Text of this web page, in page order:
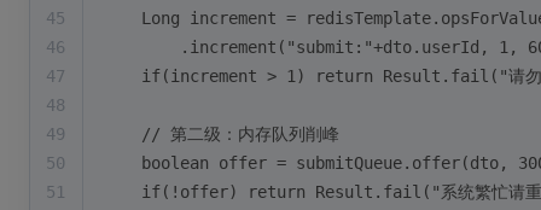
45
Long increment =
46
.increment("submit:"+dto.userId, 1,
47
if(increment > 1) return Result.fail("请勿
48
49
    // 第二级：内存队列削峰
50
boolean offer = submitQueue.offer(dto,
51
if(!offer) return Result.fail("系统繁忙请